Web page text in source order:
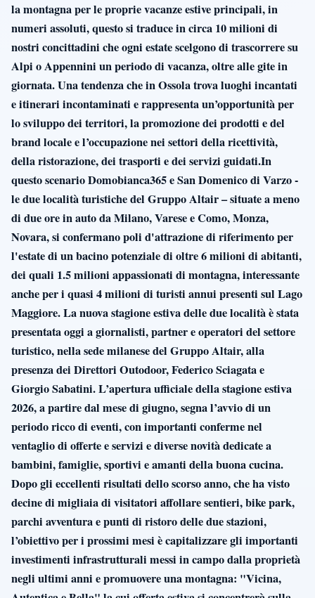
la montagna per le proprie vacanze estive principali, in
numeri assoluti, questo si traduce in circa 10 milioni di
nostri concittadini che ogni estate scelgono di trascorrere su
Alpi o Appennini un periodo di vacanza, oltre alle gite in
giornata. Una tendenza che in Ossola trova luoghi incantati
e itinerari incontaminati e rappresenta un’opportunità per
lo sviluppo dei territori, la promozione dei prodotti e del
brand locale e l’occupazione nei settori della ricettività,
della ristorazione, dei trasporti e dei servizi guidati.In
questo scenario Domobianca365 e San Domenico di Varzo -
le due località turistiche del Gruppo Altair – situate a meno
di due ore in auto da Milano, Varese e Como, Monza,
Novara, si confermano poli d'attrazione di riferimento per
l'estate di un bacino potenziale di oltre 6 milioni di abitanti,
dei quali 1.5 milioni appassionati di montagna, interessante
anche per i quasi 4 milioni di turisti annui presenti sul Lago
Maggiore. La nuova stagione estiva delle due località è stata
presentata oggi a giornalisti, partner e operatori del settore
turistico, nella sede milanese del Gruppo Altair, alla
presenza dei Direttori Outodoor, Federico Sciagata e
Giorgio Sabatini. L’apertura ufficiale della stagione estiva
2026, a partire dal mese di giugno, segna l’avvio di un
periodo ricco di eventi, con importanti conferme nel
ventaglio di offerte e servizi e diverse novità dedicate a
bambini, famiglie, sportivi e amanti della buona cucina.
Dopo gli eccellenti risultati dello scorso anno, che ha visto
decine di migliaia di visitatori affollare sentieri, bike park,
parchi avventura e punti di ristoro delle due stazioni,
l’obiettivo per i prossimi mesi è capitalizzare gli importanti
investimenti infrastrutturali messi in campo dalla proprietà
negli ultimi anni e promuovere una montagna: "Vicina,